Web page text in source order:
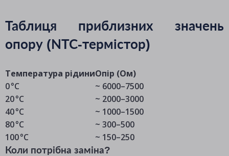
Таблиця приблизних значень
опору (NTC-термістор)
Температура рідиниОпір (Ом)
0 °C
~ 6000–7500
20 °C
~ 2000–3000
40 °C
~ 1000–1500
80 °C
~ 300–500
100 °C
~ 150–250
Коли потрібна заміна?